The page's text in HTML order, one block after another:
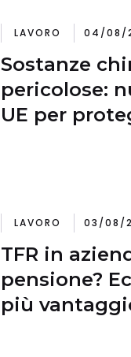
LAVORO 04/08/
Sostanze
pericolose:
UE per
LAVORO 03/08/
TFR in
pensione?
più